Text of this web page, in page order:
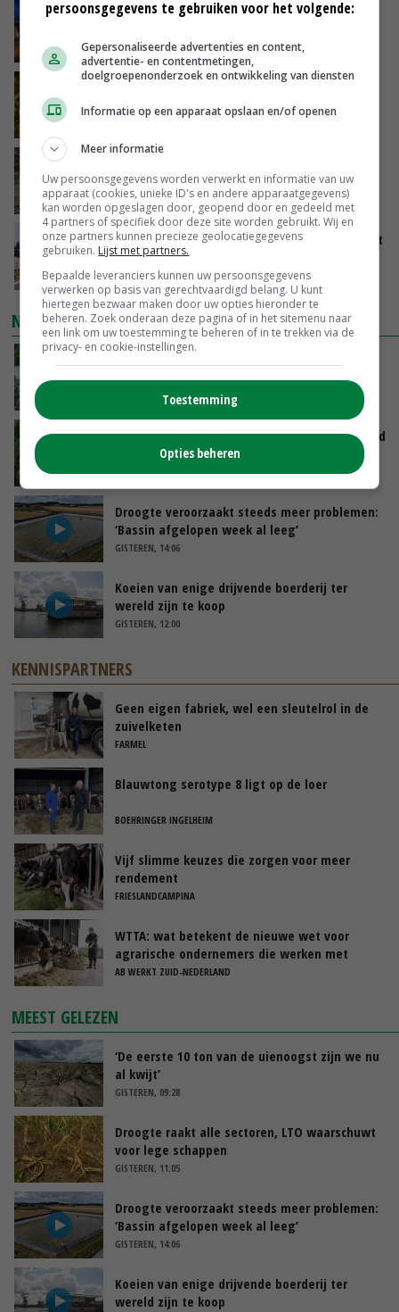
Nettowinst Royal A-ware onder druk ondanks
VANDAAG, 14:35
Aandeel China in wereldwijde fritesexport
neemt verder toe
laten
VANDAAG, 13:27
LTO en NAJK roepen leden op Brabants protest
te steunen
VANDAAG, 12:29
NIEUWSTE VIDEO'S
de ambassade mag zelf groente plukken’
VANDAAG, 12:00
Limburgse mais van Frijns doet het verrassend
VANDAAG, 10:00
Droogte veroorzaakt steeds meer problemen:
‘Bassin afgelopen week al leeg’
GISTEREN, 14:06
Koeien van enige drijvende boerderij ter
wereld zijn te koop
GISTEREN, 12:00
KENNISPARTNERS
Geen eigen fabriek, wel een sleutelrol in de
zuivelketen
FARMEL
Blauwtong serotype 8 ligt op de loer
BOEHRINGER INGELHEIM
Vijf slimme keuzes die zorgen voor meer
rendement
FRIESLANDCAMPINA
WTTA: wat betekent de nieuwe wet voor
agrarische ondernemers die werken met
uitzendkrachten?
AB WERKT ZUID-NEDERLAND
MEEST GELEZEN
‘De eerste 10 ton van de uienoogst zijn we nu
al kwijt’
GISTEREN, 09:28
Droogte raakt alle sectoren, LTO waarschuwt
voor lege schappen
GISTEREN, 11:05
Droogte veroorzaakt steeds meer problemen:
‘Bassin afgelopen week al leeg’
GISTEREN, 14:06
Koeien van enige drijvende boerderij ter
wereld zijn te koop
persoonsgegevens te gebruiken voor het volgende:
Gepersonaliseerde advertenties en content,
advertentie- en contentmetingen,
doelgroepenonderzoek en ontwikkeling van diensten
Informatie op een apparaat opslaan en/of openen
Meer informatie
Uw persoonsgegevens worden verwerkt en informatie van uw
apparaat (cookies, unieke ID's en andere apparaatgegevens)
kan worden opgeslagen door, geopend door en gedeeld met
4 partners of specifiek door deze site worden gebruikt. Wij en
onze partners kunnen precieze geolocatiegegevens
gebruiken. Lijst met partners.
Bepaalde leveranciers kunnen uw persoonsgegevens
verwerken op basis van gerechtvaardigd belang. U kunt
hiertegen bezwaar maken door uw opties hieronder te
beheren. Zoek onderaan deze pagina of in het sitemenu naar
een link om uw toestemming te beheren of in te trekken via de
privacy- en cookie-instellingen.
Toestemming
Opties beheren